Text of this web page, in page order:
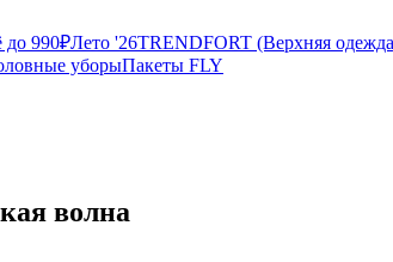
до 990₽Лето '26TRENDFORT (Верхняя
уборыПакеты FLY
волна